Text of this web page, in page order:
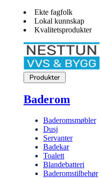
Ekte fagfolk
Lokal kunnskap
Kvalitetsprodukter
Produkter
Baderom
Baderomsmøbler
Dusj
Servanter
Badekar
Toalett
Blandebatteri
Baderomstilbehør